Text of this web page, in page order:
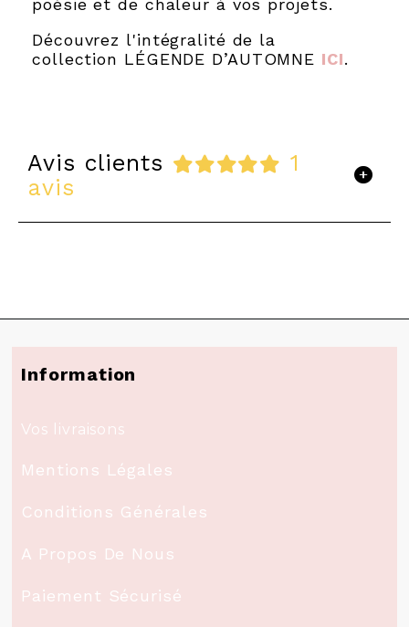
Découvrez l'intégralité de la
collection LÉGENDE D’AUTOMNE ICI.
Avis clients
1
avis
Information
Vos livraisons
Mentions Légales
Conditions Générales
A Propos De Nous
Paiement Sécurisé